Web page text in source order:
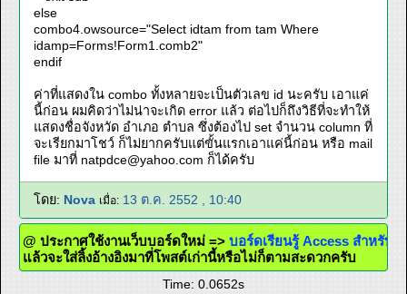
else
combo4.owsource="Select idtam from tam Where
idamp=Forms!Form1.comb2"
endif
ค่าที่แสดงใน combo ทั้งหลายจะเป็นตัวเลข id นะครับ เอาแค่
นี้ก่อน ผมคิดว่าไม่น่าจะเกิด error แล้ว ต่อไปก็ถึงวิธีที่จะทำให้
แสดงชื่อจังหวัด อำเภอ ตำบล ซึ่งต้องไป set จำนวน column ที่
จะเรียกมาโชว์ ก็ไม่ยากครับแต่ขั้นแรกเอาแค่นี้ก่อน หรือ mail
file มาที่ natpdce@yahoo.com ก็ได้ครับ
โดย: Nova เมื่อ: 13 ต.ค. 2552 , 10:40
@ ประกาศใช้งานเว็บบอร์ดใหม่ =>บอร์ดเรียนรู้ Access สำหรับคน
แล้วจะใส่ลิ้งอ้างอิงมาที่โพสต์เก่านี้หรือไม่ก็ตามสะดวกครับ
Time: 0.0652s